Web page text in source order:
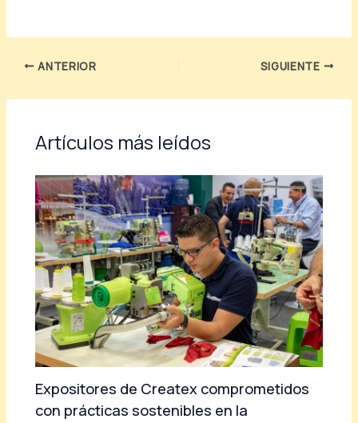
ANTERIOR SIGUIENTE
Artículos más leídos
Expositores de Createx comprometidos
con prácticas sostenibles en la